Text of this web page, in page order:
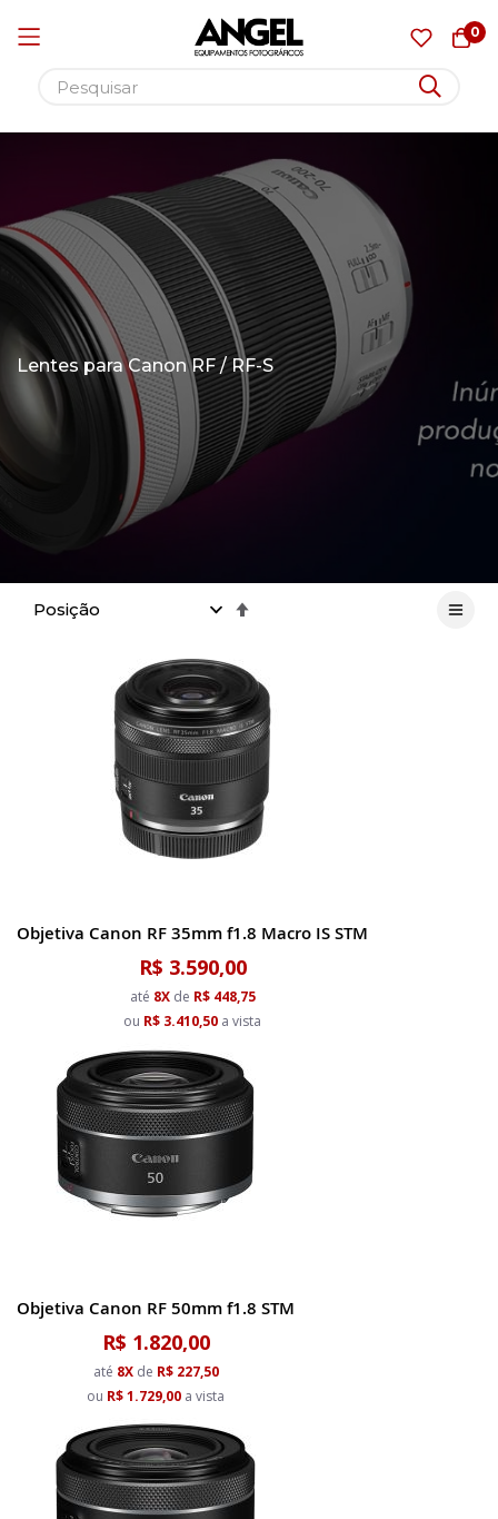
0
conteúdo
Lentes para Canon RF / RF-S
Objetiva Canon RF 35mm f1.8 Macro IS STM
R$ 3.590,00
até 8Xde R$ 448,75
ou R$ 3.410,50 a vista
Objetiva Canon RF 50mm f1.8 STM
R$ 1.820,00
até 8Xde R$ 227,50
ou R$ 1.729,00 a vista